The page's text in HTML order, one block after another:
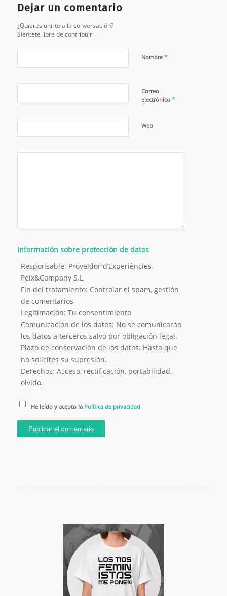
Dejar un comentario
¿Quieres unirte a la conversación?
Siéntete libre de contribuir!
Nombre *
Correo
electrónico *
Web
Información sobre protección de datos
Responsable: Proveïdor d’Experiències
Peix&Company S.L
Fin del tratamiento: Controlar el spam, gestión
de comentarios
Legitimación: Tu consentimiento
Comunicación de los datos: No se comunicarán
los datos a terceros salvo por obligación legal.
Plazo de conservación de los datos: Hasta que
no solicites su supresión.
Derechos: Acceso, rectificación, portabilidad,
olvido.
He leído y acepto la Política de privacidad